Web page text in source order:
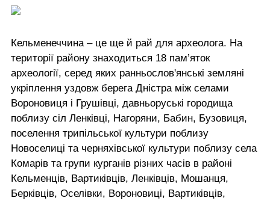
Кельменеччина – це ще й рай для археолога. На
території району знаходиться 18 пам’яток
археології, серед яких ранньослов'янські земляні
укріплення уздовж берега Дністра між селами
Вороновиця і Грушівці, давньоруські городища
поблизу сіл Ленківці, Нагоряни, Бабин, Бузовиця,
поселення трипільської культури поблизу
Новоселиці та черняхівської культури поблизу села
Комарів та групи курганів різних часів в районі
Кельменців, Вартиківців, Ленківців, Мошанця,
Берківців, Оселівки, Вороновиці, Вартиківців,